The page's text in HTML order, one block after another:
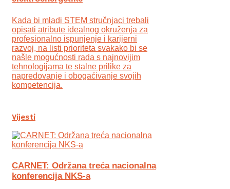
Kada bi mladi STEM stručnjaci trebali
opisati atribute idealnog okruženja za
profesionalno ispunjenje i karijerni
razvoj, na listi prioriteta svakako bi se
našle mogućnosti rada s najnovijim
tehnologijama te stalne prilike za
napredovanje i obogaćivanje svojih
kompetencija.
Vijesti
CARNET: Održana treća nacionalna
konferencija NKS-a